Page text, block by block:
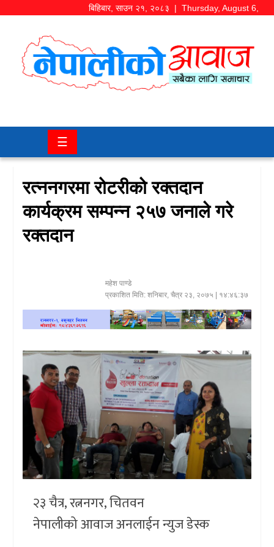
बिहिबार,साउन २१, २०८३ | Thursday, August 6,
समाज/
चितवन
मनोरञ्जन
बजार
प्रवास/
स्वास्थ्य/
रोचक
विचार/
अन्तर्वार्ता
☰
रत्ननगरमा रोटरीको रक्तदान
कार्यक्रम सम्पन्न २५७ जनाले गरे
रक्तदान
महेश पाण्डे
प्रकाशित मिति: शनिबार, चैत्र २३, २०७५| १४:४६:३७
२३ चैत्र, रत्ननगर, चितवन
नेपालीको आवाज अनलाईन न्युज डेस्क